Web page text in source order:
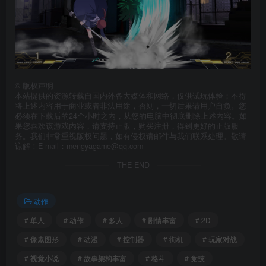
版权声明
本站提供的资源转载自国内外各大媒体和网络，仅供试玩体验；不得
将上述内容用于商业或者非法用途，否则，一切后果请用户自负。您
必须在下载后的24个小时之内，从您的电脑中彻底删除上述内容。如
果您喜欢该游戏内容，请支持正版，购买注册，得到更好的正版服
务。我们非常重视版权问题，如有侵权请邮件与我们联系处理。敬请
谅解！E-mail：mengyagame@qq.com
THE END
动作
# 单人
# 动作 # 多人 # 剧情丰富
# 2D
# 像素图形
# 动漫 # 控制器 # 街机
# 玩家对战
# 视觉小说
# 故事架构丰富 # 格斗
# 竞技